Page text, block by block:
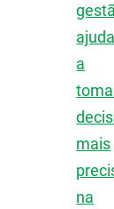
ajuda
a
mais
na